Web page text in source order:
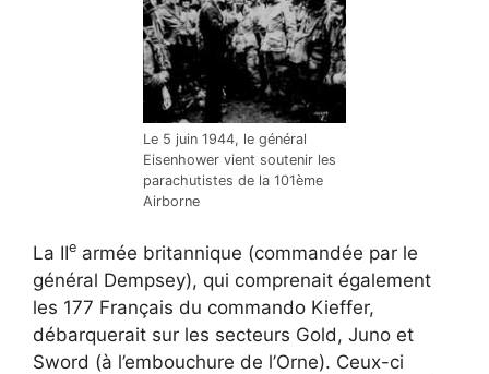
Le 5 juin 1944, le général
Eisenhower vient soutenir les
parachutistes de la 101ème
Airborne
La IIe armée britannique (commandée par le
général Dempsey), qui comprenait également
les 177 Français du commando Kieffer,
débarquerait sur les secteurs Gold, Juno et
Sword (à l’embouchure de l’Orne). Ceux-ci